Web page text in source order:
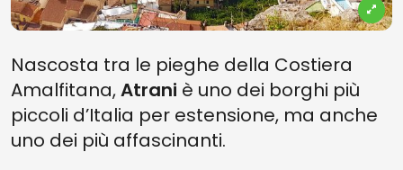
Nascosta tra le pieghe della Costiera
Amalfitana,Atrani è uno dei borghi più
piccoli d’Italia per estensione, ma anche
uno dei più affascinanti.